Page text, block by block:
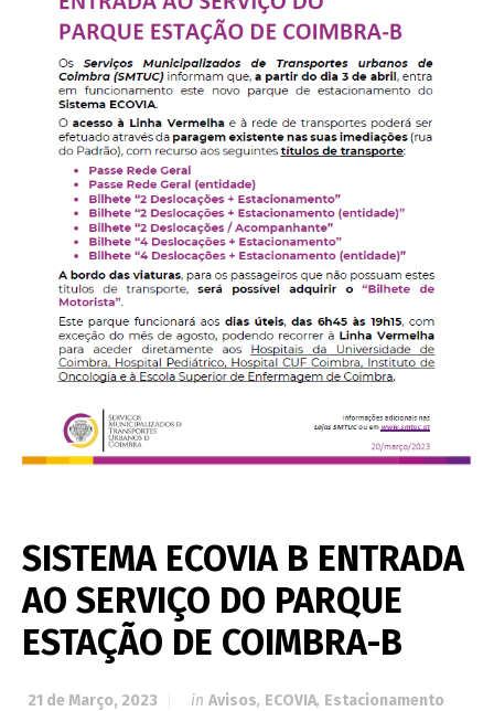
SISTEMA ECOVIA B ENTRADA
AO SERVIÇO DO PARQUE
ESTAÇÃO DE COIMBRA-B
21 de Março, 2023 in Avisos, ECOVIA, Estacionamento